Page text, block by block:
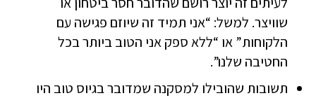
שוויצר. למשל: “אני תמיד זה שיוזם פגישה עם
הלקוחות” או “ללא ספק אני הטוב ביותר בכל
החטיבה שלנו”.
תשובות שהובילו למסקנה שמדובר בגיוס טוב היו